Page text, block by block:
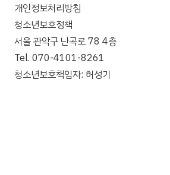
개인정보처리방침
청소년보호정책
서울 관악구 난곡로 78 4층
Tel. 070-4101-8261
청소년보호책임자: 허성기